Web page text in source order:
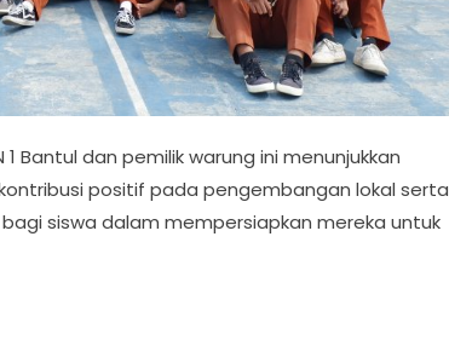
Bantul dan pemilik warung ini menunjukkan
positif pada pengembangan lokal serta
siswa dalam mempersiapkan mereka untuk